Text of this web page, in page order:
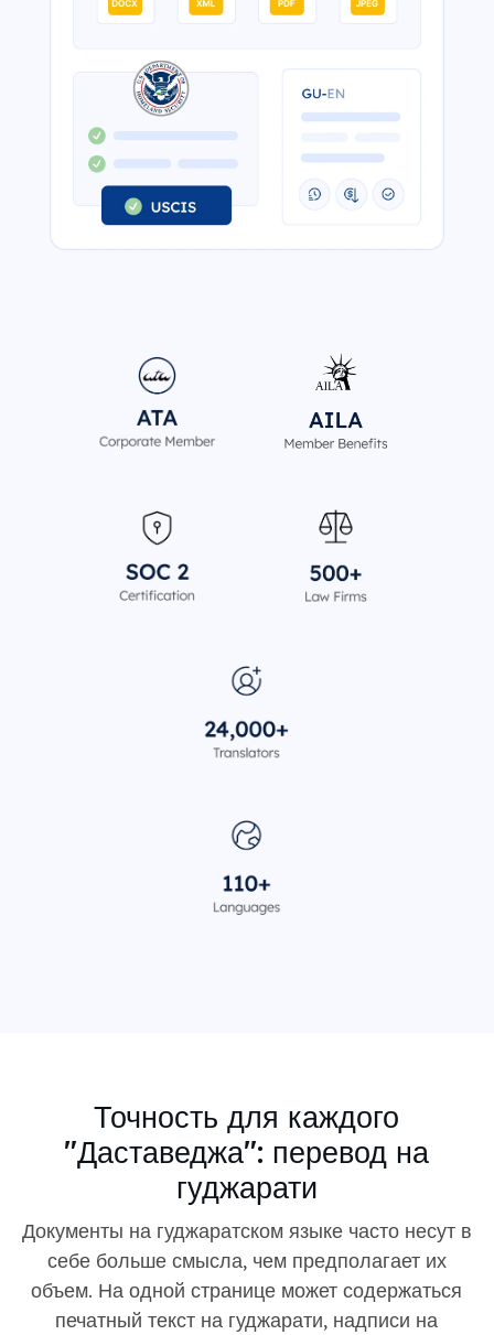
Точность для каждого
"Даставеджа": перевод на
гуджарати
Документы на гуджаратском языке часто несут в
себе больше смысла, чем предполагает их
объем. На одной странице может содержаться
печатный текст на гуджарати, надписи на